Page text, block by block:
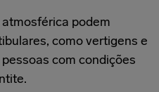
podem
como vertigens e
com condições